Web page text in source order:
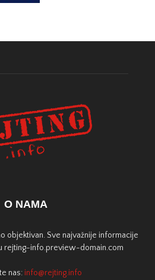
O NAMA
objektivan. Sve najvažnije informacije
rejting-info.preview-domain.com
nas: info@rejting.info